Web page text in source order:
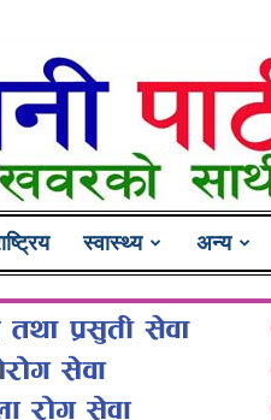
स्वास्थ्य अन्य